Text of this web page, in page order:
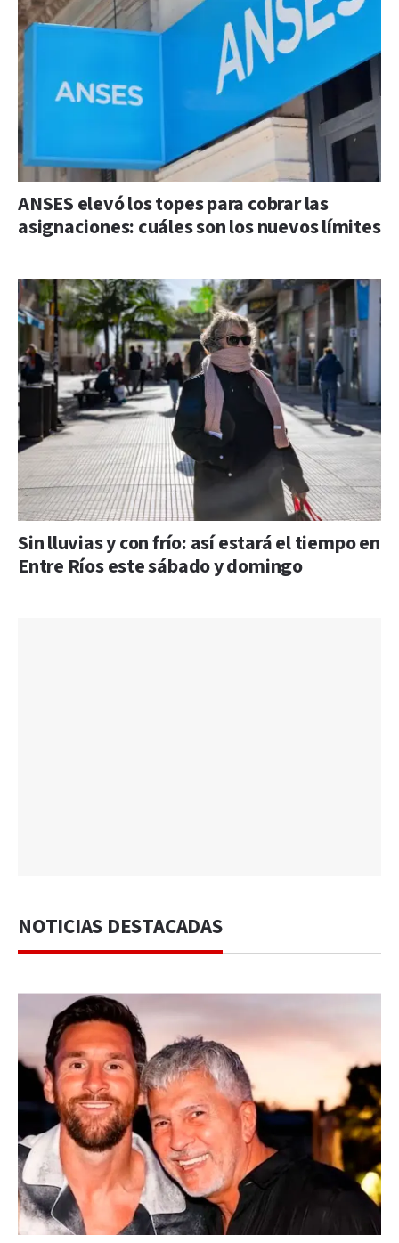
ANSES elevó los topes para cobrar las
asignaciones: cuáles son los nuevos límites
Sin lluvias y con frío: así estará el tiempo en
Entre Ríos este sábado y domingo
NOTICIAS DESTACADAS